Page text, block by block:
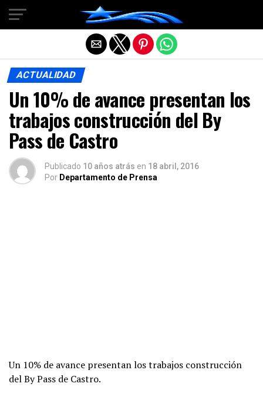
ACTUALIDAD
Un 10% de avance presentan los
trabajos construcción del By
Pass de Castro
Publicado 10 años atrás en 18 abril, 2016
Por Departamento de Prensa
Un 10% de avance presentan los trabajos construcción
del By Pass de Castro.
Salir de la versión móvil